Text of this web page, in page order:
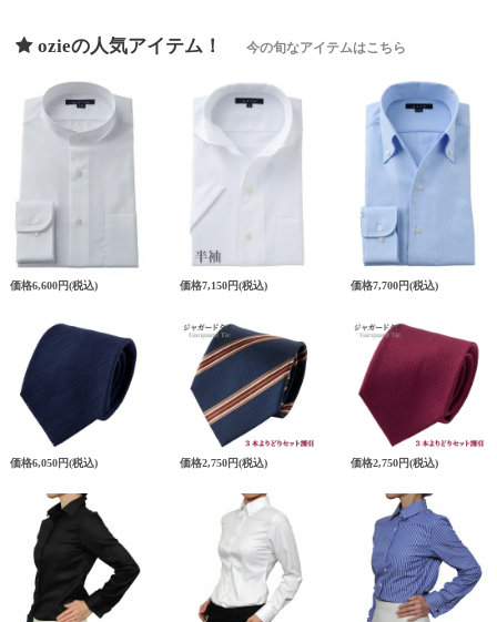
ozieの人気アイテム！ 今の旬なアイテムはこちら
価格6,600円(税込) 価格7,150円(税込) 価格7,700円(税込)
価格6,050円(税込) 価格2,750円(税込) 価格2,750円(税込)